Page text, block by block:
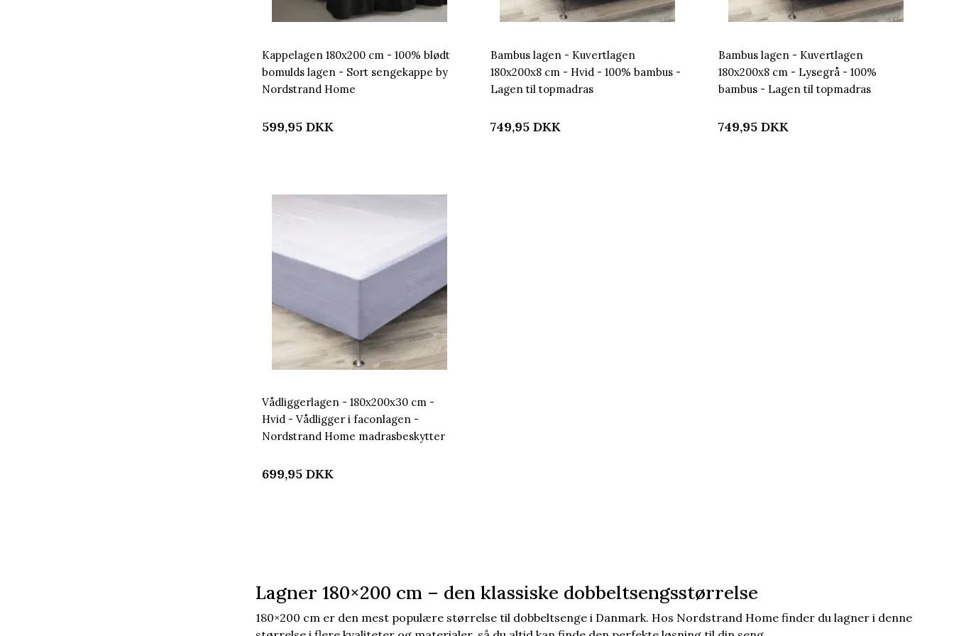
Kappelagen 180x200 cm - 100% blødt
bomulds lagen - Sort sengekappe by
Nordstrand Home
599,95 DKK
Bambus lagen - Kuvertlagen
180x200x8 cm - Hvid - 100% bambus -
Lagen til topmadras
749,95 DKK
Bambus lagen - Kuvertlagen
180x200x8 cm - Lysegrå - 100%
bambus - Lagen til topmadras
749,95 DKK
Vådliggerlagen - 180x200x30 cm -
Hvid - Vådligger i faconlagen -
Nordstrand Home madrasbeskytter
699,95 DKK
Lagner 180×200 cm – den klassiske dobbeltsengsstørrelse
180×200 cm er den mest populære størrelse til dobbeltsenge i Danmark. Hos Nordstrand Home finder du lagner i denne